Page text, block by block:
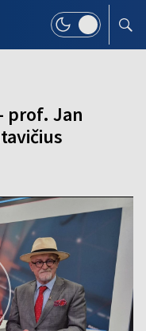
prof. Jan